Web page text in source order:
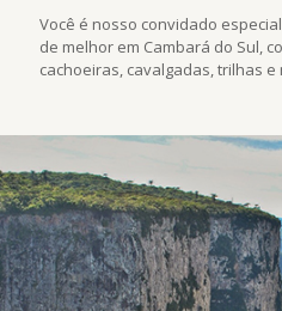
Você é nosso convidado
de melhor em Cambará do Sul,
cachoeiras, cavalgadas, trilhas e